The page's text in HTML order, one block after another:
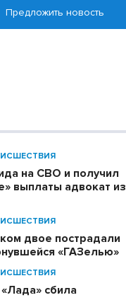
Предложить новость
на СВО и получил
выплаты адвокат из
двое пострадали
«ГАЗелью»
сбила